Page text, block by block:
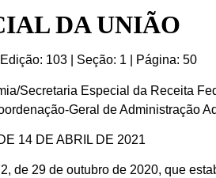
DA UNIÃO
103 | Seção: 1 | Página: 50
Secretaria Especial da Receita
Geral de Administração
14 DE ABRIL DE 2021
de 29 de outubro de 2020, que